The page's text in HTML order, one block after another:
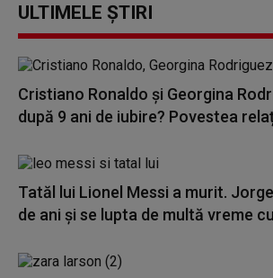
ULTIMELE ȘTIRI
Cristiano Ronaldo și Georgina
după 9 ani de iubire? Povestea
Tatăl lui Lionel Messi a murit.
de ani și se lupta de multă vreme